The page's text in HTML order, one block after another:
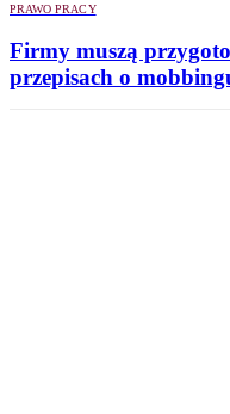
PRAWO PRACY
Firmy muszą
przepisach o